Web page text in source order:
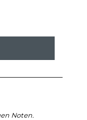
Noten.